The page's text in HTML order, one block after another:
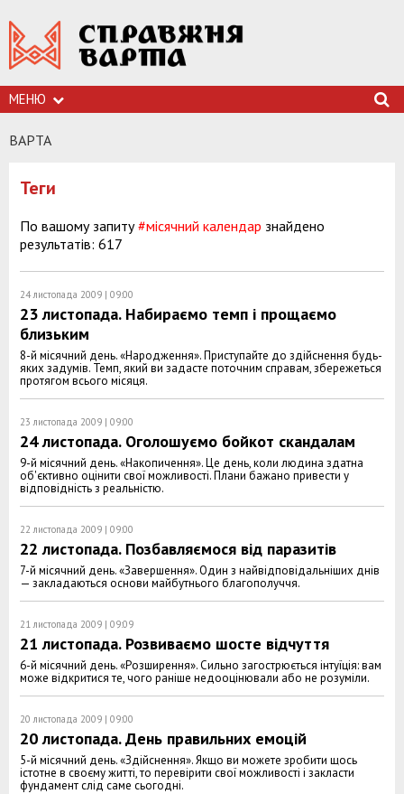
МЕНЮ
ВАРТА
Теги
По вашому запиту#місячний календар знайдено
результатів: 617
24 листопада 2009 | 09:00
23 листопада. Набираємо темп і прощаємо
близьким
8-й місячний день. «Народження». Приступайте до здійснення будь-
яких задумів. Темп, який ви задасте поточним справам, збережеться
протягом всього місяця.
23 листопада 2009 | 09:00
24 листопада. Оголошуємо бойкот скандалам
9-й місячний день. «Накопичення». Це день, коли людина здатна
об'єктивно оцінити свої можливості. Плани бажано привести у
відповідність з реальністю.
22 листопада 2009 | 09:00
22 листопада. Позбавляємося від паразитів
7-й місячний день. «Завершення». Один з найвідповідальніших днів
— закладаються основи майбутнього благополуччя.
21 листопада 2009 | 09:09
21 листопада. Розвиваємо шосте відчуття
6-й місячний день. «Розширення». Сильно загострюється інтуїція: вам
може відкритися те, чого раніше недооцінювали або не розуміли.
20 листопада 2009 | 09:00
20 листопада. День правильних емоцій
5-й місячний день. «Здійснення». Якщо ви можете зробити щось
істотне в своєму житті, то перевірити свої можливості і закласти
фундамент слід саме сьогодні.